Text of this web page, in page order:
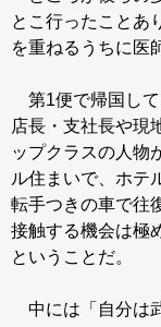
とこ行ったことあ
を重ねるうちに医
第1便で帰国して
店長・支社長や現
ップクラスの人物
ル住まいで、ホテ
転手つきの車で往
接触する機会は極
ということだ。
中には「自分は